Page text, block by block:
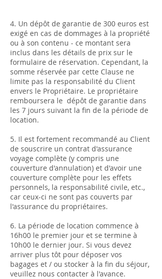
4. Un dépôt de garantie de 300 euros est
exigé en cas de dommages à la propriété
ou à son contenu - ce montant sera
inclus dans les détails de prix sur le
formulaire de réservation. Cependant, la
somme réservée par cette Clause ne
limite pas la responsabilité du Client
envers le Propriétaire. Le propriétaire
remboursera le dépôt de garantie dans
les 7 jours suivant la fin de la période de
location.
5. Il est fortement recommandé au Client
de souscrire un contrat d'assurance
voyage complète (y compris une
couverture d'annulation) et d'avoir une
couverture complète pour les effets
personnels, la responsabilité civile, etc.,
car ceux-ci ne sont pas couverts par
l'assurance du propriétaires.
6. La période de location commence à
16h00 le premier jour et se termine à
10h00 le dernier jour. Si vous devez
arriver plus tôt pour déposer vos
bagages et / ou stocker à la fin du séjour,
veuillez nous contacter à l'avance.